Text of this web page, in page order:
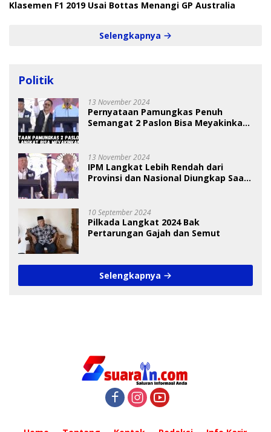
Klasemen F1 2019 Usai Bottas Menangi GP Australia
Selengkapnya
Politik
13 November 2024
Pernyataan Pamungkas Penuh
Semangat 2 Paslon Bisa Meyakinkan
13 November 2024
IPM Langkat Lebih Rendah dari
Provinsi dan Nasional Diungkap Saat
10 September 2024
Pilkada Langkat 2024 Bak
Pertarungan Gajah dan Semut
Selengkapnya